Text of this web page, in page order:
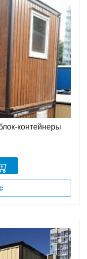
контейнеры